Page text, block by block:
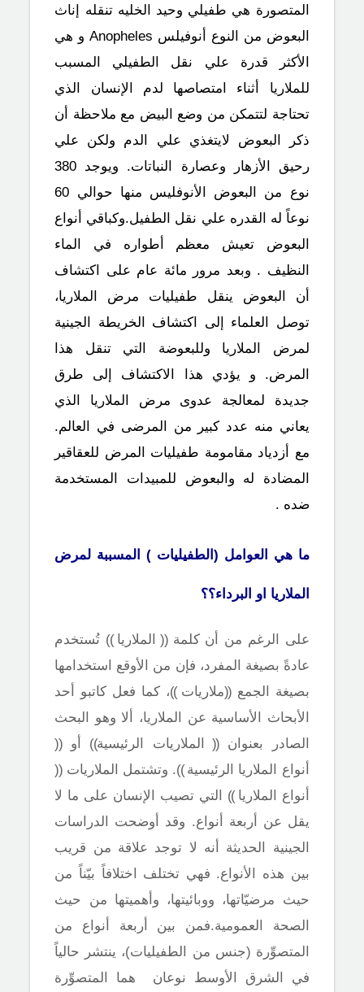
المتصورة هي طفيلي وحيد الخليه تنقله إناث
البعوض من النوع أنوفيلس Anopheles و هي
الأكثر قدرة علي نقل الطفيلي المسبب
للملاريا أثناء امتصاصها لدم الإنسان الذي
تحتاجة لتتمكن من وضع البيض مع ملاحظة أن
ذكر البعوض لايتغذي علي الدم ولكن علي
رحيق الأزهار وعصارة النباتات. ويوجد 380
نوع من البعوض الأنوفليس منها حوالي 60
نوعاً له القدره علي نقل الطفيل.وكباقي أنواع
البعوض تعيش معظم أطواره في الماء
النظيف . وبعد مرور مائة عام على اكتشاف
أن البعوض ينقل طفيليات مرض الملاريا،
توصل العلماء إلى اكتشاف الخريطة الجينية
لمرض الملاريا وللبعوضة التي تنقل هذا
المرض. و يؤدي هذا الاكتشاف إلى طرق
جديدة لمعالجة عدوى مرض الملاريا الذي
يعاني منه عدد كبير من المرضى في العالم.
مع أزدياد مقامومة طفيليات المرض للعقاقير
المضادة له والبعوض للمبيدات المستخدمة
ضده .
ما هي العوامل (الطفيليات ) المسببة لمرض
الملاريا او البرداء؟؟
على الرغم من أن كلمة(( الملاريا )) تُستخدم
عادةً بصيغة المفرد، فإن من الأوقع استخدامها
بصيغة الجمع((ملاريات ))، كما فعل كاتبو أحد
الأبحاث الأساسية عن الملاريا، ألا وهو البحث
الصادر بعنوان(( الملاريات الرئيسية)) أو((
أنواع الملاريا الرئيسية)). وتشتمل الملاريات((
أنواع الملاريا )) التي تصيب الإنسان على ما لا
يقل عن أربعة أنواع. وقد أوضحت الدراسات
الجينية الحديثة أنه لا توجد علاقة من قريب
بين هذه الأنواع. فهي تختلف اختلافاً بيّناً من
حيث مرضيّاتها، ووبائيتها، وأهميتها من حيث
الصحة العمومية.فمن بين أربعة أنواع من
المتصوِّرة (جنس من الطفيليات)، ينتشر حالياً
في الشرق الأوسط نوعان هما المتصوِّرة